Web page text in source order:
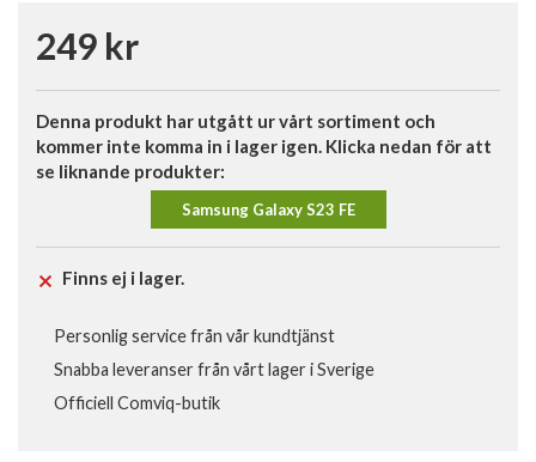
249 kr
Denna produkt har utgått ur vårt sortiment och
kommer inte komma in i lager igen. Klicka nedan för att
se liknande produkter:
Samsung Galaxy S23 FE
Finns ej i lager.
Personlig service från vår kundtjänst
Snabba leveranser från vårt lager i Sverige
Officiell Comviq-butik